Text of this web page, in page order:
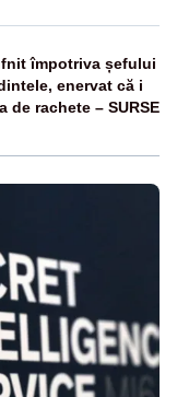
împotriva șefului
enervat că i
de rachete – SURSE